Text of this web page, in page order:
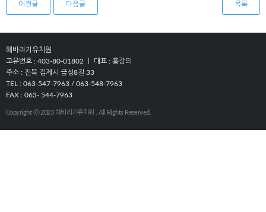
이전글 다음글 목록
해바라기유치원
고유번호 : 403-80-01802 ㅣ 대표 : 홍강의
주소 : 전북 김제시 금성8길 33
TEL : 063-547-7963 / 063-548-7963
FAX : 063- 544-7963
Copyright ⓒ 2023 해바라기유치원 . All Rights Reserved.